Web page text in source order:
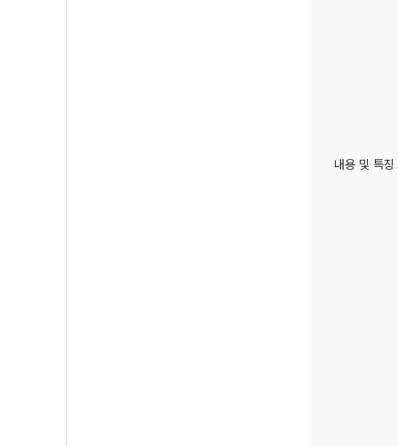
내용 및 특징